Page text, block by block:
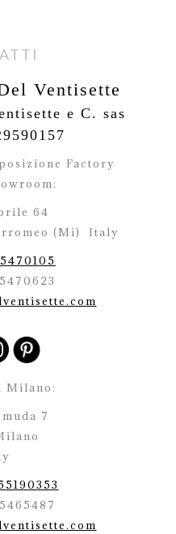
Ventisette
e C. sas
Factory
64
(Mi)
Italy
Milano:
7